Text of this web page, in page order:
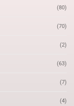
(80)
(70)
(2)
(63)
(7)
(4)